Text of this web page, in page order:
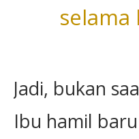
selama
Jadi, bukan
Ibu hamil